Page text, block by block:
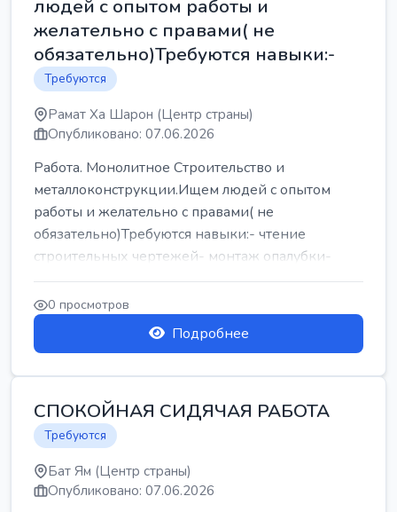
людей с опытом работы и
желательно с правами( не
обязательно)Требуются навыки:-
Требуются
Рамат Ха Шарон (Центр страны)
Опубликовано: 07.06.2026
Работа. Монолитное Строительство и
металлоконструкции.Ищем людей с опытом
работы и желательно с правами( не
обязательно)Требуются навыки:- чтение
строительных чертежей- монтаж опалубки-
армокаркасыОпл...
0 просмотров
Подробнее
СПОКОЙНАЯ СИДЯЧАЯ РАБОТА
Требуются
Бат Ям (Центр страны)
Опубликовано: 07.06.2026